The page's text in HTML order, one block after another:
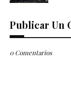
Publicar Un
0 Comentarios